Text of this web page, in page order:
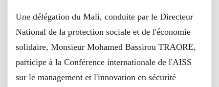
Une délégation du Mali, conduite par le Directeur
National de la protection sociale et de l'économie
solidaire, Monsieur Mohamed Bassirou TRAORE,
participe à la Conférence internationale de l'AISS
sur le management et l'innovation en sécurité